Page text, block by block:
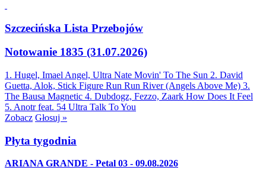
Szczecińska Lista Przebojów
Notowanie 1835 (31.07.2026)
1. Hugel, Imael Angel, Ultra Nate Movin' To The Sun 2. David
Guetta, Alok, Stick Figure Run Run River (Angels Above Me) 3.
The Bausa Magnetic 4. Dubdogz, Fezzo, Zaark How Does It Feel
5. Anotr feat. 54 Ultra Talk To You
Zobacz Głosuj »
Płyta tygodnia
ARIANA GRANDE - Petal 03 - 09.08.2026